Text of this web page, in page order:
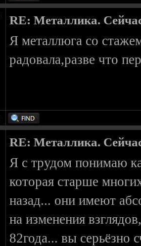
RE: Металлика.
Я металлюга со
радовала,разве что
RE: Металлика.
Я с трудом понимаю
которая старше
назад... они имеют
на изменения
82года... вы серьёзно